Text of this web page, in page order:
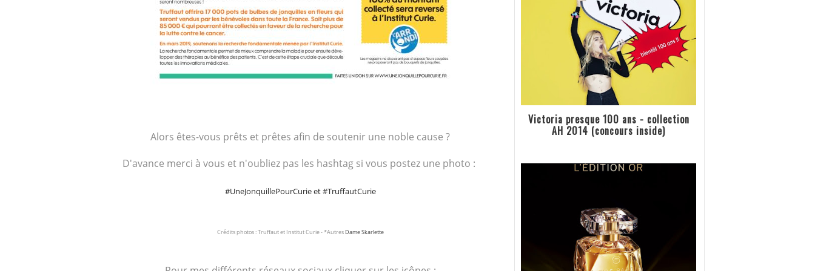
Alors êtes-vous prêts et prêtes afin de soutenir une noble cause ?
D'avance merci à vous et n'oubliez pas les hashtag si vous postez une photo :
#UneJonquillePourCurie et #TruffautCurie
Crédits photos : Truffaut et Institut Curie - *Autres Dame Skarlette
Victoria presque 100 ans - collection
AH 2014 (concours inside)